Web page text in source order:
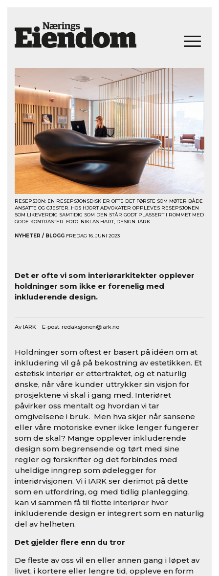
RESEPSJON: EN RESEPSJONSDISK ER OFTE DET FØRSTE SOM MØTER BÅDE
ANSATTE OG GJESTER. HOS HJORT ADVOKATER OPPLEVES RESEPSJONEN
SOM LIKEVERDIG SAMTIDIG SOM DEN STÅR GODT PLASSERT I ROMMET MED
GODE KONTRASTER. FOTO: NIKLAS HART, DESIGN: IARK
NYHETER / BLOGG FREDAG 16. JUNI 2023
Det er ofte vi som interiørarkitekter opplever
holdninger som ikke er forenelig med
inkluderende design.
Av IARK E-post: redaksjonen@iark.no
Holdninger som oftest er basert på idéen om at
inkludering vil gå på bekostning av estetikken. Et
estetisk interiør er ettertraktet, og et naturlig
ønske, når våre kunder uttrykker sin visjon for
prosjektene vi skal i gang med. Interiøret
påvirker oss mentalt og hvordan vi tar
omgivelsene i bruk. Men hva skjer når sansene
eller våre motoriske evner ikke lenger fungerer
som de skal? Mange opplever inkluderende
design som begrensende og tørt med sine
regler og forskrifter og det forbindes med
uheldige inngrep som ødelegger for
interiørvisjonen. Vi i IARK ser derimot på dette
som en utfordring, og med tidlig planlegging,
kan vi sammen få til flotte interiører hvor
inkluderende design er integrert som en naturlig
del av helheten.
Det gjelder flere enn du tror
De fleste av oss vil en eller annen gang i løpet av
livet, i kortere eller lengre tid, oppleve en form